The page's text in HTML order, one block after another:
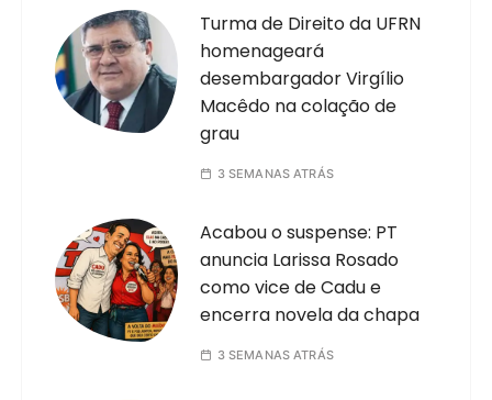
Turma de Direito da UFRN
homenageará
desembargador Virgílio
Macêdo na colação de
grau
3 SEMANAS ATRÁS
Acabou o suspense: PT
anuncia Larissa Rosado
como vice de Cadu e
encerra novela da chapa
3 SEMANAS ATRÁS